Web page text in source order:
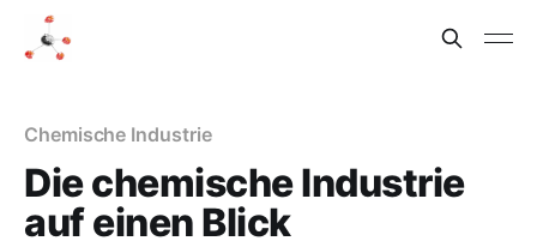
Chemische Industrie
Die chemische Industrie
auf einen Blick